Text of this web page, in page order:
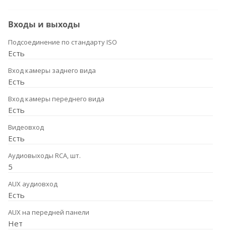
Входы и выходы
Подсоединение по стандарту ISO
Есть
Вход камеры заднего вида
Есть
Вход камеры переднего вида
Есть
Видеовход
Есть
Аудиовыходы RCA, шт.
5
AUX аудиовход
Есть
AUX на передней панели
Нет